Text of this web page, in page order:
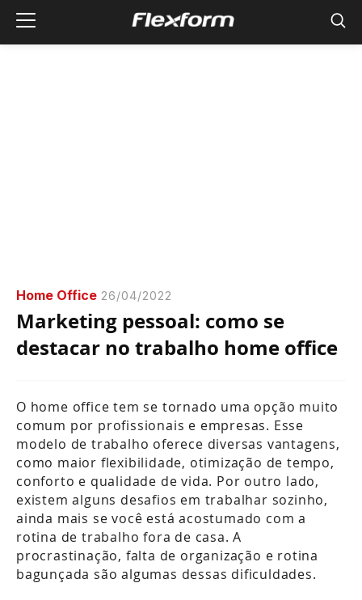
Home Office 26/04/2022
Marketing pessoal: como se
destacar no trabalho home office
O home office tem se tornado uma opção muito
comum por profissionais e empresas. Esse
modelo de trabalho oferece diversas vantagens,
como maior flexibilidade, otimização de tempo,
conforto e qualidade de vida. Por outro lado,
existem alguns desafios em trabalhar sozinho,
ainda mais se você está acostumado com a
rotina de trabalho fora de casa. A
procrastinação, falta de organização e rotina
bagunçada são algumas dessas dificuldades.